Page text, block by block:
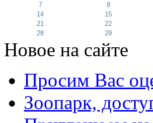
7
8
14
15
21
22
28
29
Новое на сайте
Просим Вас
Зоопарк,